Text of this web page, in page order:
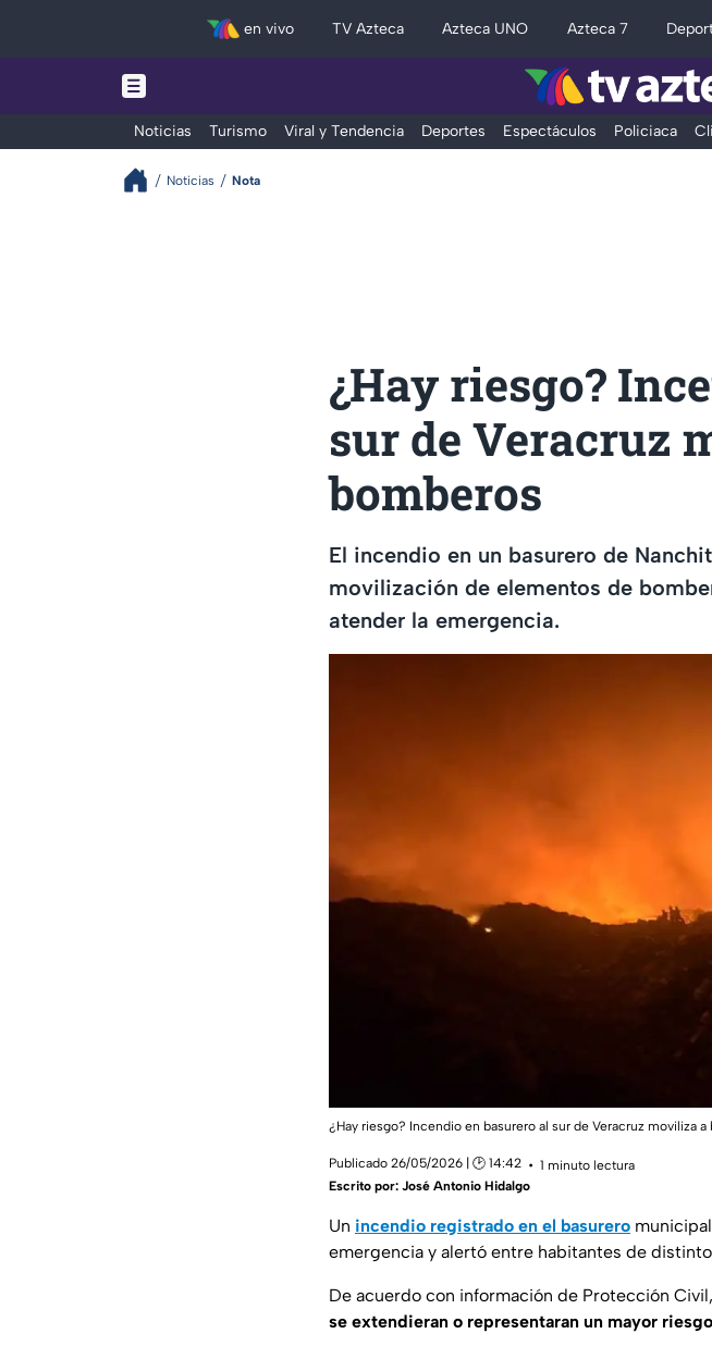
en vivo TV Azteca Azteca UNO Azteca 7
Noticias Turismo Viral y Tendencia Deportes Espectáculos Policiaca
Noticias Nota
¿Hay riesgo?
sur de Veracruz
bomberos
El incendio en un basurero de
movilización de elementos de
atender la emergencia.
¿Hay riesgo? Incendio en basurero al sur de Veracruz moviliza
Publicado 26/05/2026 | 🕑 14:42
1 minuto lectura
Escrito por: José Antonio Hidalgo
Un incendio registrado en el basurero
emergencia y alertó entre habitantes de
De acuerdo con información de Protección
se extendieran o representaran un mayor riesgo